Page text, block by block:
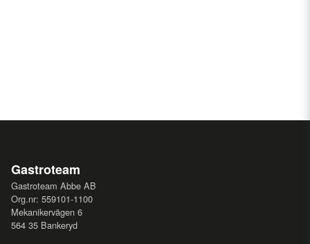
Gastroteam
Gastroteam Abbe AB
Org.nr: 559101-1100
Mekanikervägen 6
564 35 Bankeryd